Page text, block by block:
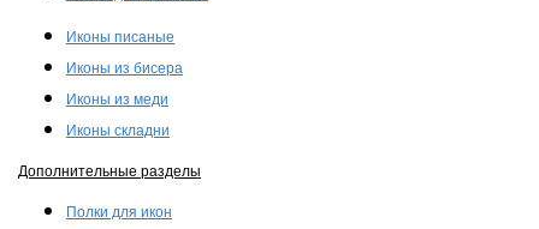
Иконы писаные
Иконы из бисера
Иконы из меди
Иконы складни
Дополнительные разделы
Полки для икон